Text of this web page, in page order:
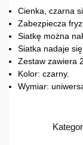
Cienka, czarna
Zabezpiecza
Siatkę można
Siatka nadaje
Zestaw zawiera
Kolor: czarny.
Wymiar: